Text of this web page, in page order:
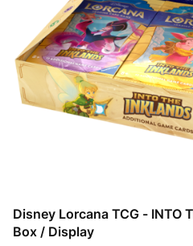
Disney Lorcana TCG - INTO
Box / Display